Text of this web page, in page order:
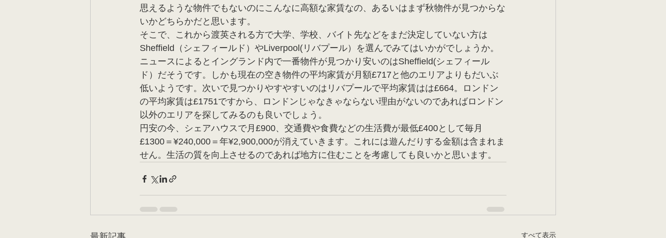
思えるような物件でもないのにこんなに高額な家賃なの、あるいはまず秋物件が見つからな
いかどちらかだと思います。
そこで、これから渡英される方で大学、学校、バイト先などをまだ決定していない方は
Sheffield（シェフィールド）やLiverpool(リバプール）を選んでみてはいかがでしょうか。
ニュースによるとイングランド内で一番物件が見つかり安いのはSheffield(シェフィール
ド）だそうです。しかも現在の空き物件の平均家賃が月額£717と他のエリアよりもだいぶ
低いようです。次いで見つかりやすやすいのはリバプールで平均家賃はは£664。ロンドン
の平均家賃は£1751ですから、ロンドンじゃなきゃならない理由がないのであればロンドン
以外のエリアを探してみるのも良いでしょう。
円安の今、シェアハウスで月£900、交通費や食費などの生活費が最低£400として毎月
£1300＝¥240,000＝年¥2,900,000が消えていきます。これには遊んだりする金額は含まれま
せん。生活の質を向上させるのであれば地方に住むことを考慮しても良いかと思います。
すべて表示